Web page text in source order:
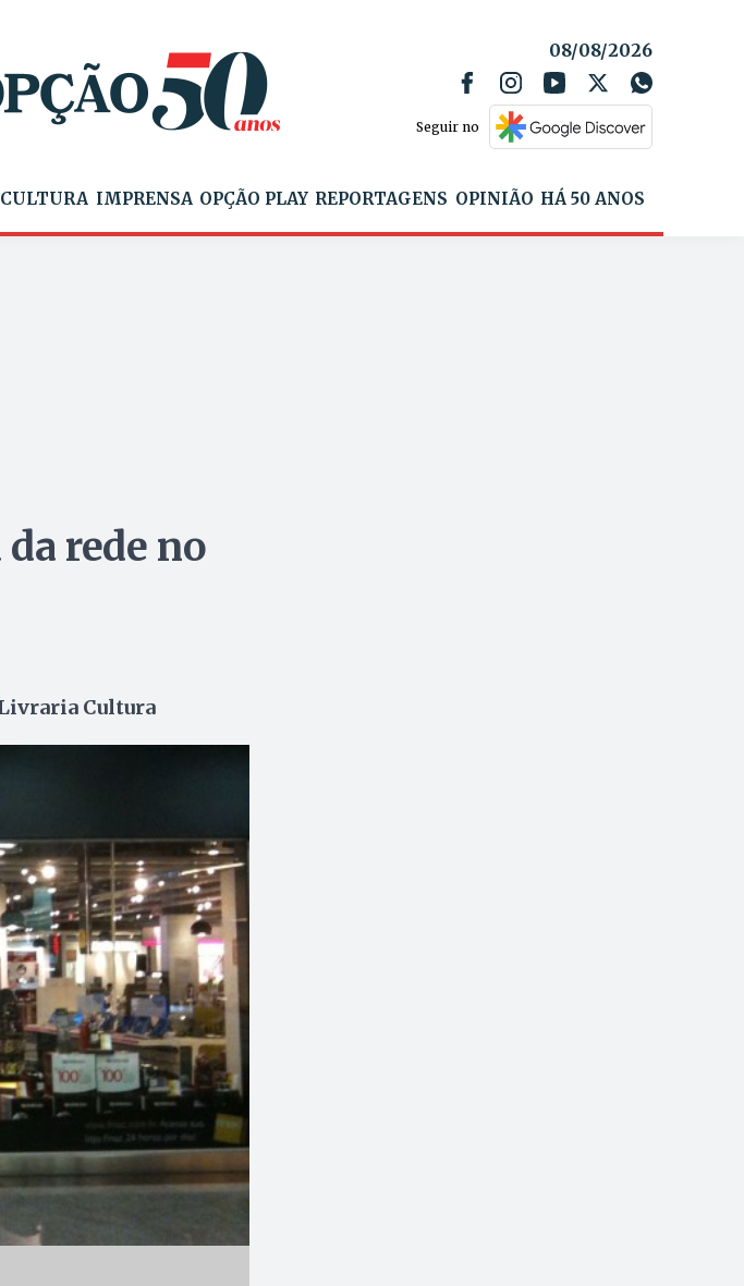
08/08/2026
Seguir no
CULTURA IMPRENSA OPÇÃO PLAY REPORTAGENS OPINIÃO HÁ 50 ANOS
rede no
Cultura